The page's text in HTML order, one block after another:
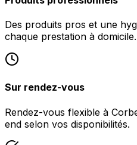
Des produits pros et une
chaque prestation à domicile.
Sur rendez-vous
Rendez-vous flexible à
end selon vos disponibilités.